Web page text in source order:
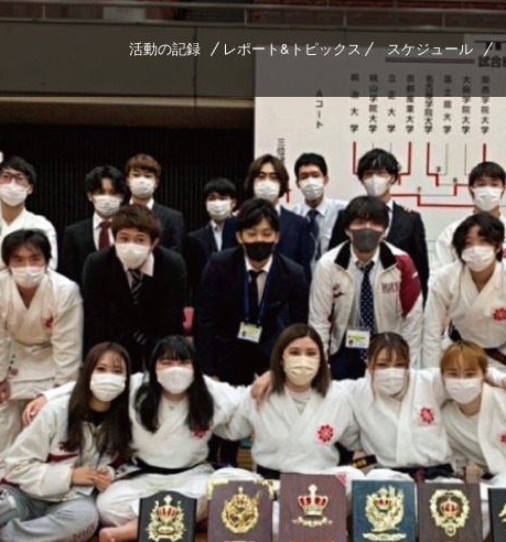
活動の記録 レポート&トピックス スケジュール